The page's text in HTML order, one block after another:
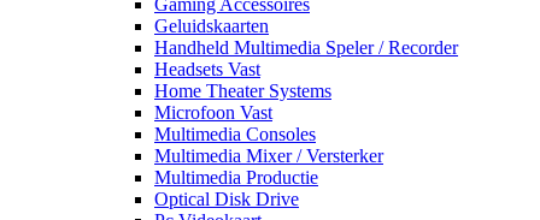
Geluidskaarten
Handheld Multimedia Speler / Recorder
Headsets Vast
Home Theater Systems
Microfoon Vast
Multimedia Consoles
Multimedia Mixer / Versterker
Multimedia Productie
Optical Disk Drive